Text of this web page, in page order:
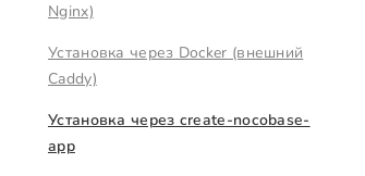
Nginx)
Установка через Docker (внешний
Caddy)
Установка через create-nocobase-
app